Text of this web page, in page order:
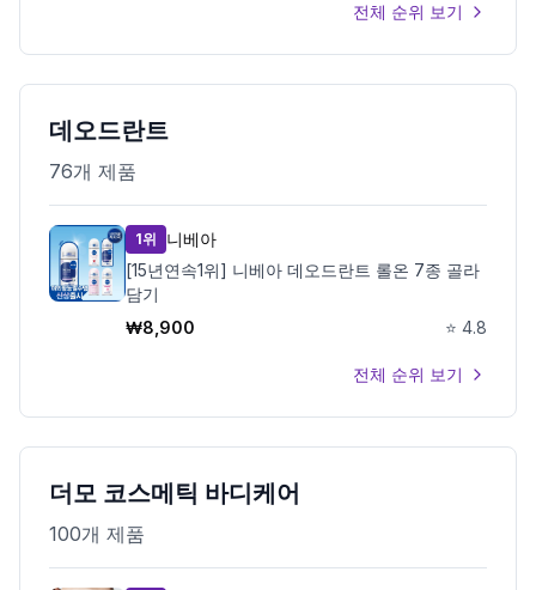
전체 순위 보기
데오드란트
76개 제품
1위
니베아
[15년연속1위] 니베아 데오드란트 롤온 7종 골라
담기
₩8,900 ⭐ 4.8
전체 순위 보기
더모 코스메틱 바디케어
100개 제품